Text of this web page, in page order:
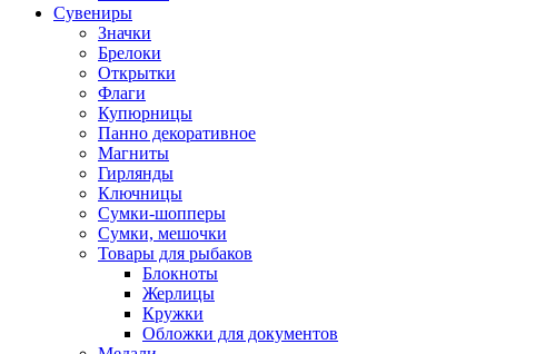
Сувениры
Значки
Брелоки
Открытки
Флаги
Купюрницы
Панно декоративное
Магниты
Гирлянды
Ключницы
Сумки-шопперы
Сумки, мешочки
Товары для рыбаков
Блокноты
Жерлицы
Кружки
Обложки для документов